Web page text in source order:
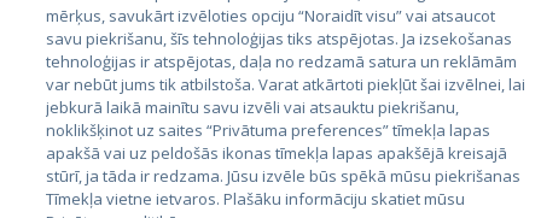
Latvija
Lietuva
mērķus, savukārt izvēloties opciju “Noraidīt visu” vai atsaucot
savu piekrišanu, šīs tehnoloģijas tiks atspējotas. Ja izsekošanas
tehnoloģijas ir atspējotas, daļa no redzamā satura un reklāmām
var nebūt jums tik atbilstoša. Varat atkārtoti piekļūt šai izvēlnei, lai
jebkurā laikā mainītu savu izvēli vai atsauktu piekrišanu,
noklikšķinot uz saites “Privātuma preferences” tīmekļa lapas
apakšā vai uz peldošās ikonas tīmekļa lapas apakšējā kreisajā
stūrī, ja tāda ir redzama. Jūsu izvēle būs spēkā mūsu piekrišanas
Tīmekļa vietne ietvaros. Plašāku informāciju skatiet mūsu